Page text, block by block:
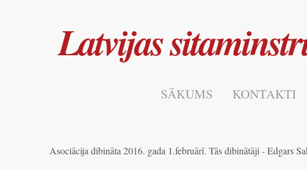
Latvijas
SĀKUMS KONTAKTI
Asociācija dibināta 2016. gada 1.februārī. Tās dibinātāji - Edgars